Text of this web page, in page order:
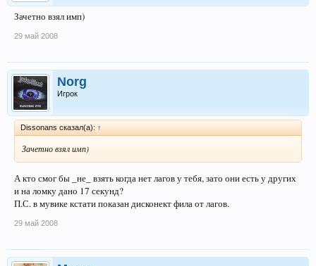
Зачетно взял имп)
29 май 2008
Norg
Игрок
Dissonans сказал(а): ↑
Зачетно взял имп)
А кто смог бы _не_ взять когда нет лагов у тебя, зато они есть у других
и на ломку дано 17 секунд?
П.С. в мувике кстати показан дисконект фила от лагов.
29 май 2008